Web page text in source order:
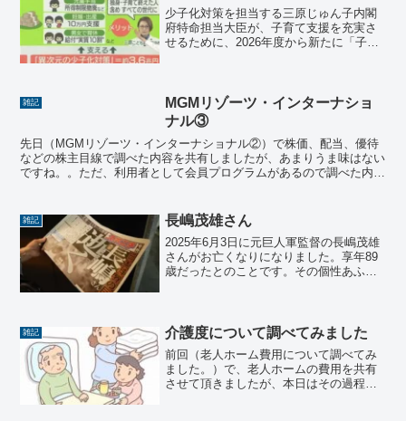
少子化対策を担当する三原じゅん子内閣
府特命担当大臣が、子育て支援を充実さ
せるために、2026年度から新たに「子ど
ていて、実質的に増税...
雑記
MGMリゾーツ・インターナショ
ナル③
先日（MGMリゾーツ・インターナショナル②）で株価、配当、優待
などの株主目線で調べた内容を共有しましたが、あまりうま味はない
ですね。。ただ、利用者として会員プログラムがあるので調べた内容
雑記 長嶋茂雄さん
2025年6月3日に元巨人軍監督の長嶋茂雄
さんがお亡くなりになりました。享年89
歳だったとのことです。その個性あふれ
るエピソードをい...
雑記 介護度について調べてみました
前回（老人ホーム費用について調べてみ
ました。）で、老人ホームの費用を共有
させて頂きましたが、本日はその過程で